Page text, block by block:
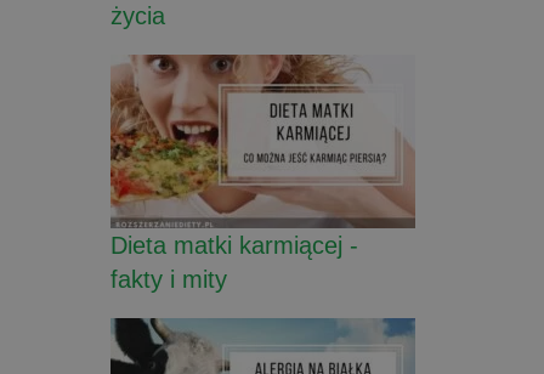
życia
Dieta matki karmiącej -
fakty i mity